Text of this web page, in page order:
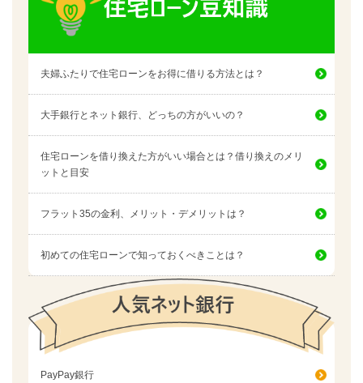
夫婦ふたりで住宅ローンをお得に借りる方法とは？
大手銀行とネット銀行、どっちの方がいいの？
住宅ローンを借り換えた方がいい場合とは？借り換えのメリ
ットと目安
フラット35の金利、メリット・デメリットは？
初めての住宅ローンで知っておくべきことは？
PayPay銀行